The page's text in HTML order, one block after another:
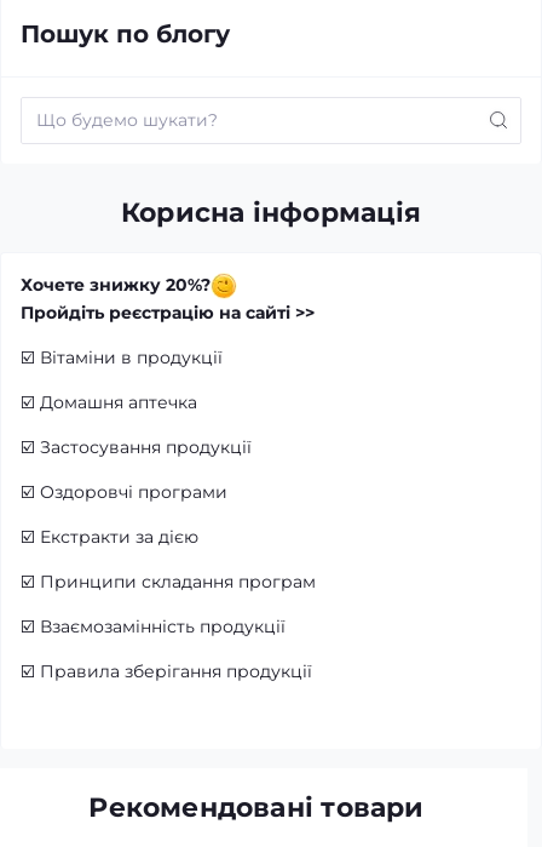
Пошук по блогу
Корисна інформація
Хочете знижку 20%?
Пройдіть реєстрацію на сайті >>
☑️ Вітаміни в продукції
☑️ Домашня аптечка
☑️ Застосування продукції
☑️ Оздоровчі програми
☑️ Екстракти за дією
☑️ Принципи складання програм
☑️ Взаємозамінність продукції
☑️ Правила зберігання продукції
Рекомендовані товари